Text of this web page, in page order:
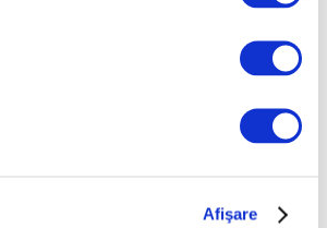
Afişare
alegi prima lucrare